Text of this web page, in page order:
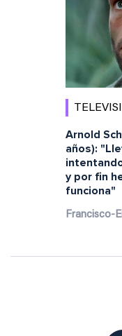
Arnold
años):
y por fin
funciona"
Francisco-